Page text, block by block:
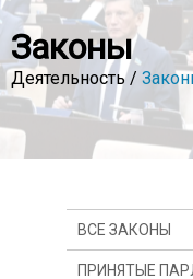
Законы
Деятельность /
ВСЕ ЗАКОНЫ
ПРИНЯТЫЕ